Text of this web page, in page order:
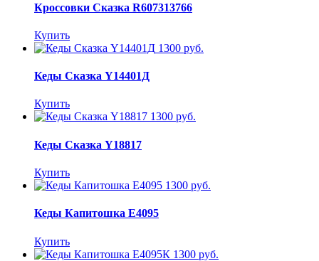
Кроссовки Сказка R607313766
Купить
1300 руб.
Кеды Сказка Y14401Д
Купить
1300 руб.
Кеды Сказка Y18817
Купить
1300 руб.
Кеды Капитошка E4095
Купить
1300 руб.